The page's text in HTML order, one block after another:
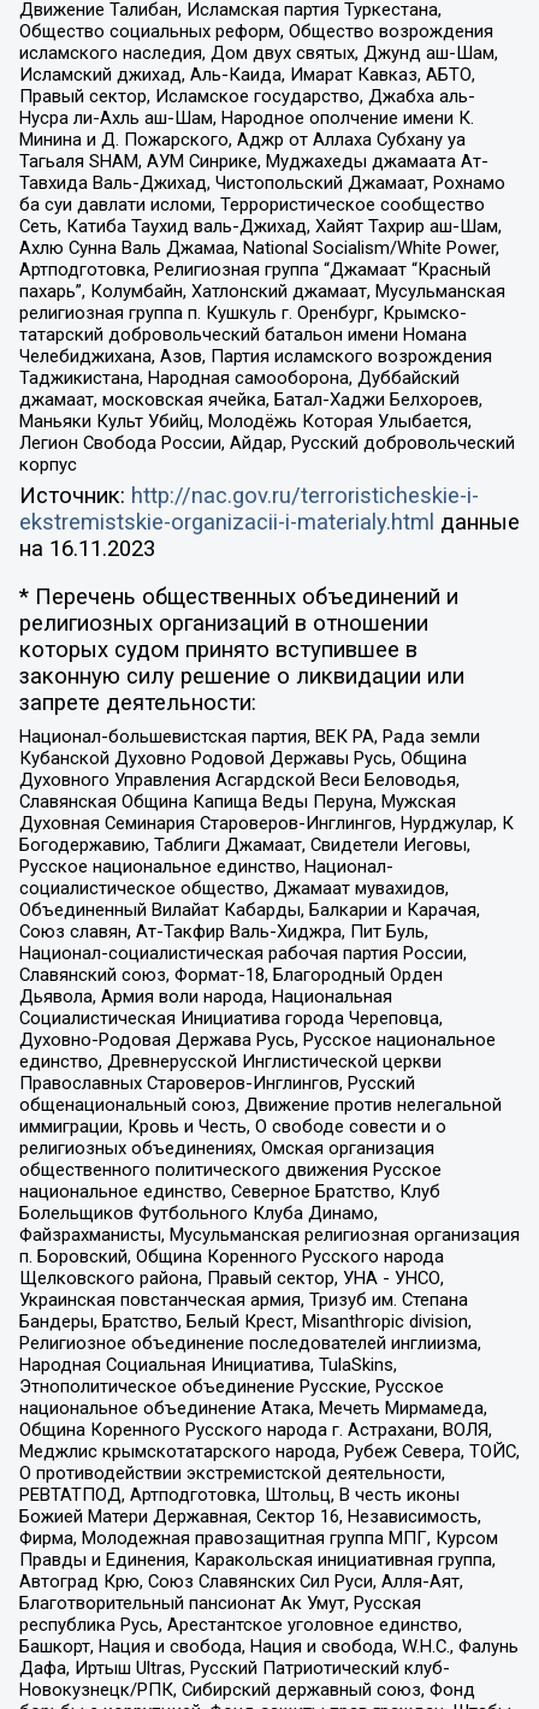
Движение Талибан, Исламская партия Туркестана,
Общество социальных реформ, Общество возрождения
исламского наследия, Дом двух святых, Джунд аш-Шам,
Исламский джихад, Аль-Каида, Имарат Кавказ, АБТО,
Правый сектор, Исламское государство, Джабха аль-
Нусра ли-Ахль аш-Шам, Народное ополчение имени К.
Минина и Д. Пожарского, Аджр от Аллаха Субхану уа
Тагьаля SHAM, АУМ Синрике, Муджахеды джамаата Ат-
Тавхида Валь-Джихад, Чистопольский Джамаат, Рохнамо
ба суи давлати исломи, Террористическое сообщество
Сеть, Катиба Таухид валь-Джихад, Хайят Тахрир аш-Шам,
Ахлю Сунна Валь Джамаа, National Socialism/White Power,
Артподготовка, Религиозная группа “Джамаат “Красный
пахарь”, Колумбайн, Хатлонский джамаат, Мусульманская
религиозная группа п. Кушкуль г. Оренбург, Крымско-
татарский добровольческий батальон имени Номана
Челебиджихана, Азов, Партия исламского возрождения
Таджикистана, Народная самооборона, Дуббайский
джамаат, московская ячейка, Батал-Хаджи Белхороев,
Маньяки Культ Убийц, Молодёжь Которая Улыбается,
Легион Свобода России, Айдар, Русский добровольческий
корпус
Источник: http://nac.gov.ru/terroristicheskie-i-
ekstremistskie-organizacii-i-materialy.html данные
на 16.11.2023
* Перечень общественных объединений и
религиозных организаций в отношении
которых судом принято вступившее в
законную силу решение о ликвидации или
запрете деятельности:
Национал-большевистская партия, ВЕК РА, Рада земли
Кубанской Духовно Родовой Державы Русь, Община
Духовного Управления Асгардской Веси Беловодья,
Славянская Община Капища Веды Перуна, Мужская
Духовная Семинария Староверов-Инглингов, Нурджулар, К
Богодержавию, Таблиги Джамаат, Свидетели Иеговы,
Русское национальное единство, Национал-
социалистическое общество, Джамаат мувахидов,
Объединенный Вилайат Кабарды, Балкарии и Карачая,
Союз славян, Ат-Такфир Валь-Хиджра, Пит Буль,
Национал-социалистическая рабочая партия России,
Славянский союз, Формат-18, Благородный Орден
Дьявола, Армия воли народа, Национальная
Социалистическая Инициатива города Череповца,
Духовно-Родовая Держава Русь, Русское национальное
единство, Древнерусской Инглистической церкви
Православных Староверов-Инглингов, Русский
общенациональный союз, Движение против нелегальной
иммиграции, Кровь и Честь, О свободе совести и о
религиозных объединениях, Омская организация
общественного политического движения Русское
национальное единство, Северное Братство, Клуб
Болельщиков Футбольного Клуба Динамо,
Файзрахманисты, Мусульманская религиозная организация
п. Боровский, Община Коренного Русского народа
Щелковского района, Правый сектор, УНА - УНСО,
Украинская повстанческая армия, Тризуб им. Степана
Бандеры, Братство, Белый Крест, Misanthropic division,
Религиозное объединение последователей инглиизма,
Народная Социальная Инициатива, TulaSkins,
Этнополитическое объединение Русские, Русское
национальное объединение Атака, Мечеть Мирмамеда,
Община Коренного Русского народа г. Астрахани, ВОЛЯ,
Меджлис крымскотатарского народа, Рубеж Севера, ТОЙС,
О противодействии экстремистской деятельности,
РЕВТАТПОД, Артподготовка, Штольц, В честь иконы
Божией Матери Державная, Сектор 16, Независимость,
Фирма, Молодежная правозащитная группа МПГ, Курсом
Правды и Единения, Каракольская инициативная группа,
Автоград Крю, Союз Славянских Сил Руси, Алля-Аят,
Благотворительный пансионат Ак Умут, Русская
республика Русь, Арестантское уголовное единство,
Башкорт, Нация и свобода, Нация и свобода, W.H.С., Фалунь
Дафа, Иртыш Ultras, Русский Патриотический клуб-
Новокузнецк/РПК, Сибирский державный союз, Фонд